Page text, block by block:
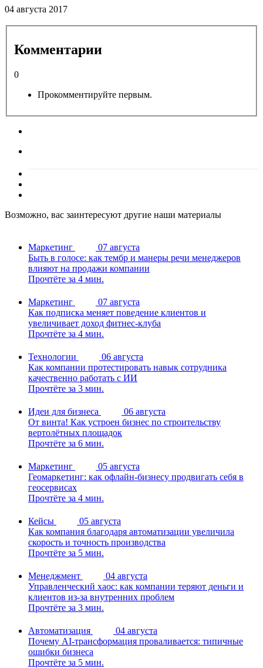
04 августа 2017
Комментарии
0
Прокомментируйте первым.
Возможно, вас заинтересуют другие наши материалы
Маркетинг
07 августа
Быть в голосе: как тембр и манеры речи менеджеров
влияют на продажи компании
Прочтёте за 4 мин.
Маркетинг
07 августа
Как подписка меняет поведение клиентов и
увеличивает доход фитнес-клуба
Прочтёте за 4 мин.
Технологии
06 августа
Как компании протестировать навык сотрудника
качественно работать с ИИ
Прочтёте за 3 мин.
Идеи для бизнеса
06 августа
От винта! Как устроен бизнес по строительству
вертолётных площадок
Прочтёте за 6 мин.
Маркетинг
05 августа
Геомаркетинг: как офлайн-бизнесу продвигать себя в
геосервисах
Прочтёте за 4 мин.
Кейсы
05 августа
Как компания благодаря автоматизации увеличила
скорость и точность производства
Прочтёте за 5 мин.
Менеджмент
04 августа
Управленческий хаос: как компании теряют деньги и
клиентов из-за внутренних проблем
Прочтёте за 3 мин.
Автоматизация
04 августа
Почему AI-трансформация проваливается: типичные
ошибки бизнеса
Прочтёте за 5 мин.